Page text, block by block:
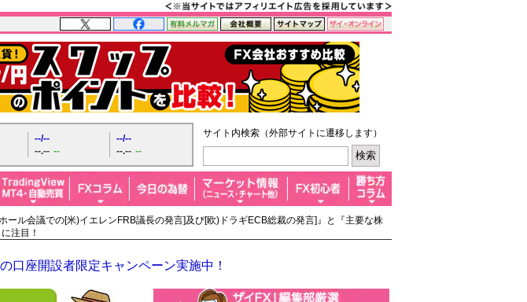
--/--
--.-- --
--/--
--.-- --
サイト内検索（外部サイトに遷移します）
ール会議での[米)イエレンFRB議長の発言]及び[欧)ドラギECB総裁の発言]』と『主要な株
注目！
口座開設者限定キャンペーン実施中！